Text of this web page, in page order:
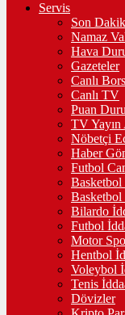
Servis
Son
Namaz
Hava
Gazeteler
Canlı
Canlı TV
Puan
TV Yayın
Nöbetçi
Haber
Futbol
Basketbol
Basketbol
Bilardo
Futbol
Motor
Hentbol
Voleybol
Tenis
Dövizler